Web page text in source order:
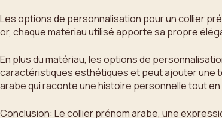
Les options de personnalisation pour un collier
or, chaque matériau utilisé apporte sa propre
En plus du matériau, les options de
caractéristiques esthétiques et peut ajouter une
arabe qui raconte une histoire personnelle tout
Conclusion: Le collier prénom arabe, une